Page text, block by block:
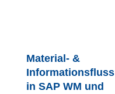
Material- &
Informationsfluss
in SAP WM und